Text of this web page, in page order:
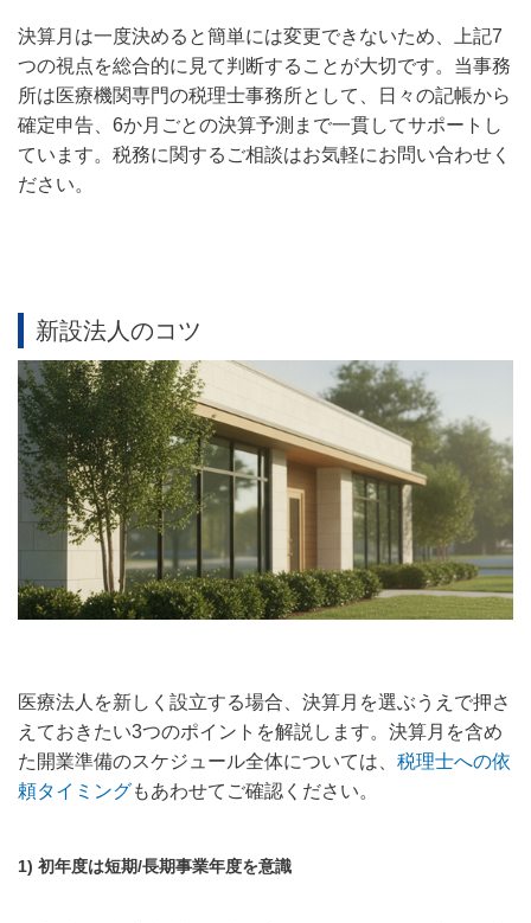
決算月は一度決めると簡単には変更できないため、上記7
つの視点を総合的に見て判断することが大切です。当事務
所は医療機関専門の税理士事務所として、日々の記帳から
確定申告、6か月ごとの決算予測まで一貫してサポートし
ています。税務に関するご相談はお気軽にお問い合わせく
ださい。
新設法人のコツ
医療法人を新しく設立する場合、決算月を選ぶうえで押さ
えておきたい3つのポイントを解説します。決算月を含め
た開業準備のスケジュール全体については、 税理士への依
頼タイミングもあわせてご確認ください。
1) 初年度は短期/長期事業年度を意識